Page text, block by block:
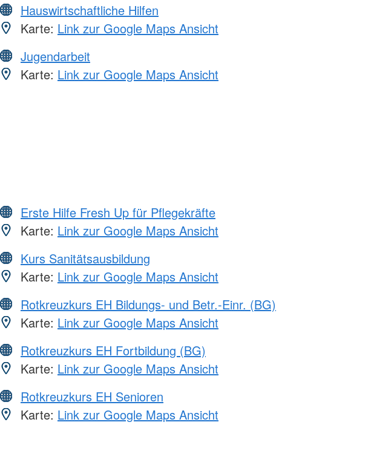
Hauswirtschaftliche Hilfen
Karte: Link zur Google Maps Ansicht
Jugendarbeit
Karte: Link zur Google Maps Ansicht
Erste Hilfe Fresh Up für Pflegekräfte
Karte: Link zur Google Maps Ansicht
Kurs Sanitätsausbildung
Karte: Link zur Google Maps Ansicht
Rotkreuzkurs EH Bildungs- und Betr.-Einr. (BG)
Karte: Link zur Google Maps Ansicht
Rotkreuzkurs EH Fortbildung (BG)
Karte: Link zur Google Maps Ansicht
Rotkreuzkurs EH Senioren
Karte: Link zur Google Maps Ansicht